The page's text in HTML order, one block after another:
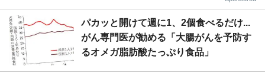
パカッと開けて週に1、2個食べるだけ...
がん専門医が勧める「大腸がんを予防す
るオメガ脂肪酸たっぷり食品」